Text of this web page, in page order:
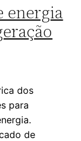
energia
dos
para
de